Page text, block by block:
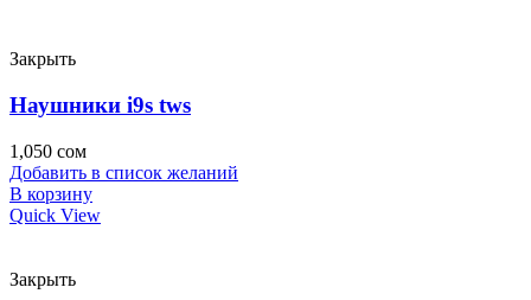
Закрыть
Наушники i9s tws
1,050 сом
Добавить в список желаний
В корзину
Quick View
Закрыть